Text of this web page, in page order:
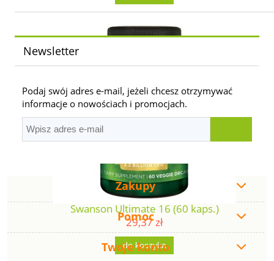
Swanson Ultimate 16 (60 kaps.)
29,37 zł
do koszyka
Newsletter
Podaj swój adres e-mail, jeżeli chcesz otrzymywać
informacje o nowościach i promocjach.
Zakupy
Pomoc
Twoje konto